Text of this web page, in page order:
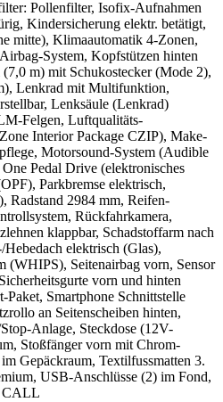
Pollenfilter, Isofix-Aufnahmen
Kindersicherung elektr. betätigt,
mitte), Klimaautomatik 4-Zonen,
System, Kopfstützen hinten
m) mit Schukostecker (Mode 2),
Lenkrad mit Multifunktion,
Lenksäule (Lenkrad)
Felgen, Luftqualitäts-
Interior Package CZIP), Make-
Motorsound-System (Audible
Pedal Drive (elektronisches
Parkbremse elektrisch,
Radstand 2984 mm, Reifen-
Rückfahrkamera,
klappbar, Schadstoffarm nach
elektrisch (Glas),
(WHIPS), Seitenairbag vorn, Sensor
vorn und hinten
Smartphone Schnittstelle
an Seitenscheiben hinten,
Anlage, Steckdose (12V-
Stoßfänger vorn mit Chrom-
Gepäckraum, Textilfussmatten 3.
USB-Anschlüsse (2) im Fond,
CALL